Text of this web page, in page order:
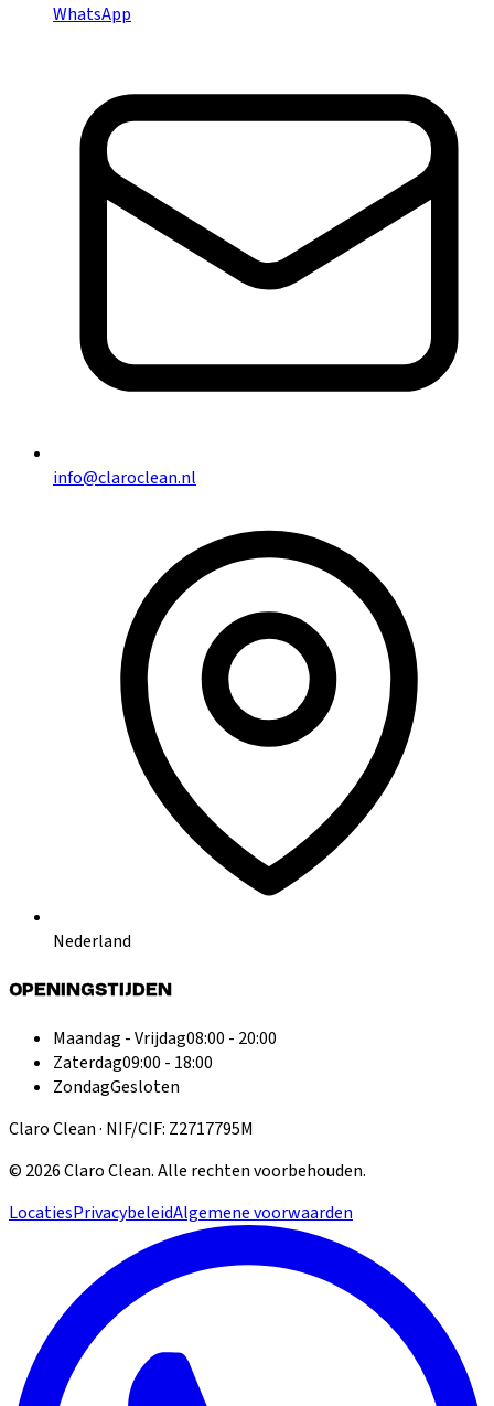
WhatsApp
info@claroclean.nl
Nederland
OPENINGSTIJDEN
Maandag - Vrijdag08:00 - 20:00
Zaterdag09:00 - 18:00
ZondagGesloten
Claro Clean · NIF/CIF: Z2717795M
© 2026Claro Clean.Alle rechten voorbehouden.
LocatiesPrivacybeleidAlgemene voorwaarden